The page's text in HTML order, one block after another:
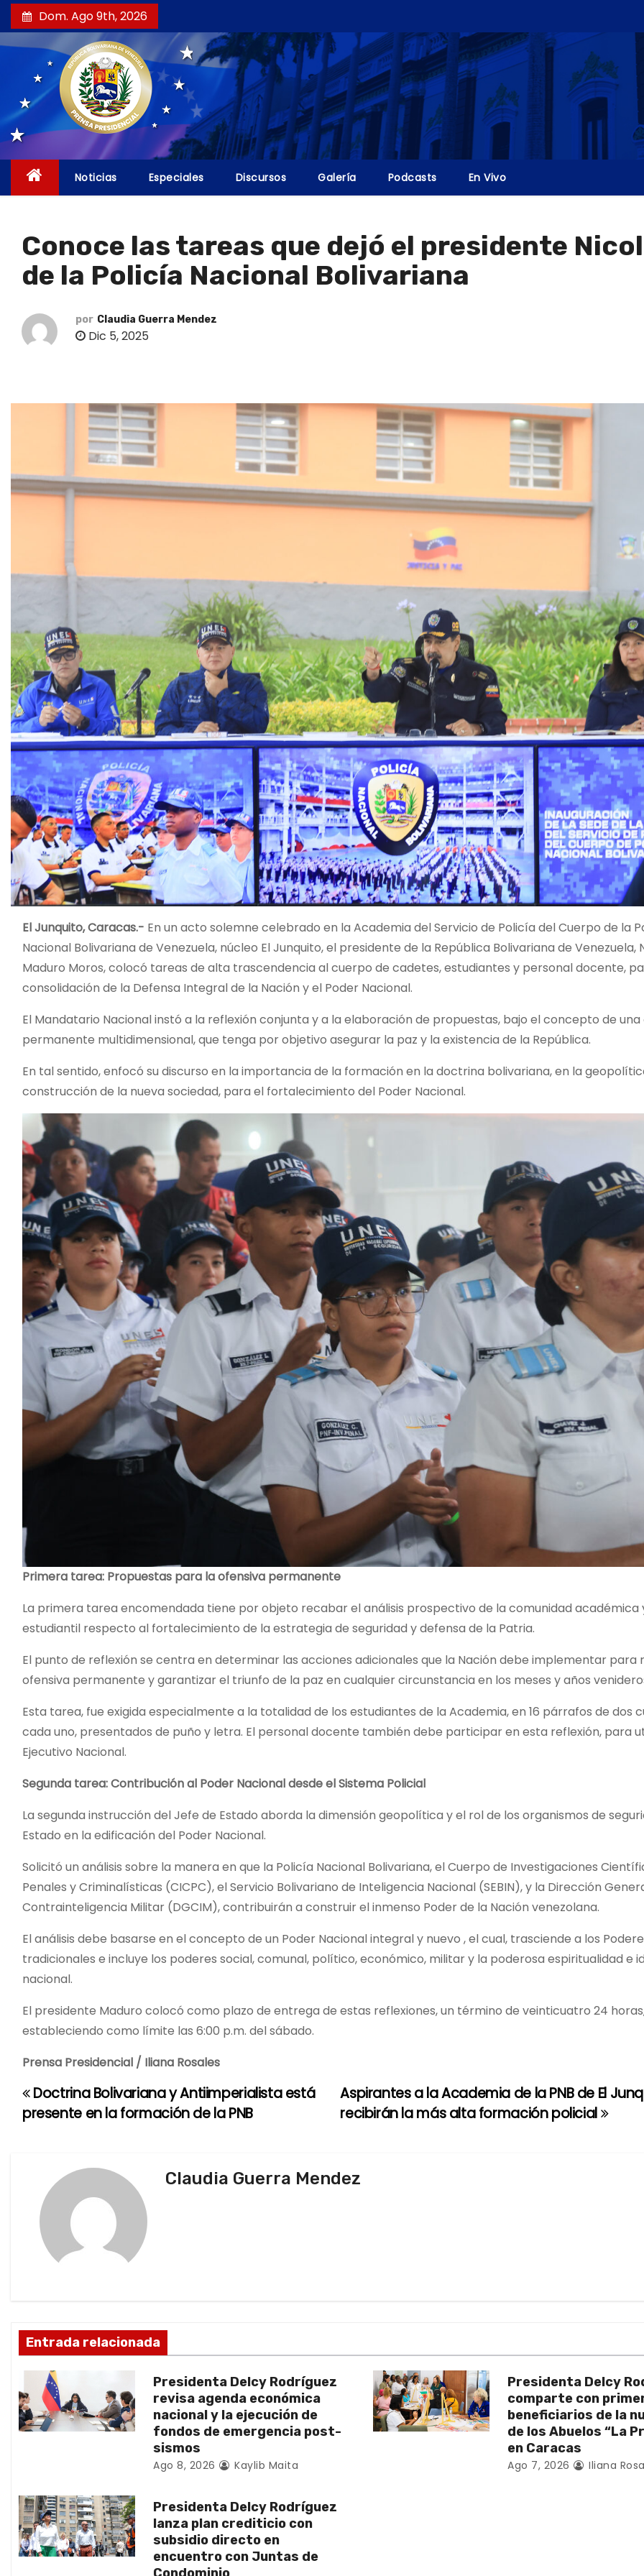
a
l
Dom. Ago 9th, 2026
Noticias Especiales Discursos Galería Podcasts En Vivo
Conoce las tareas que dejó el presidente
de la Policía Nacional Bolivariana
por Claudia Guerra Mendez
Dic 5, 2025
El Junquito, Caracas.- En un acto solemne celebrado en la Academia del Servicio de Policía del Cuerpo de la
Nacional Bolivariana de Venezuela, núcleo El Junquito, el presidente de la República Bolivariana de Venezuela,
Maduro Moros, colocó tareas de alta trascendencia al cuerpo de cadetes, estudiantes y personal docente,
consolidación de la Defensa Integral de la Nación y el Poder Nacional.
El Mandatario Nacional instó a la reflexión conjunta y a la elaboración de propuestas, bajo el concepto de una
permanente multidimensional, que tenga por objetivo asegurar la paz y la existencia de la República.
En tal sentido, enfocó su discurso en la importancia de la formación en la doctrina bolivariana, en la
construcción de la nueva sociedad, para el fortalecimiento del Poder Nacional.
Primera tarea: Propuestas para la ofensiva permanente
La primera tarea encomendada tiene por objeto recabar el análisis prospectivo de la comunidad académica
estudiantil respecto al fortalecimiento de la estrategia de seguridad y defensa de la Patria.
El punto de reflexión se centra en determinar las acciones adicionales que la Nación debe implementar para
ofensiva permanente y garantizar el triunfo de la paz en cualquier circunstancia en los meses y años
Esta tarea, fue exigida especialmente a la totalidad de los estudiantes de la Academia, en 16 párrafos de dos
cada uno, presentados de puño y letra. El personal docente también debe participar en esta reflexión, para
Ejecutivo Nacional.
Segunda tarea: Contribución al Poder Nacional desde el Sistema Policial
La segunda instrucción del Jefe de Estado aborda la dimensión geopolítica y el rol de los organismos de
Estado en la edificación del Poder Nacional.
Solicitó un análisis sobre la manera en que la Policía Nacional Bolivariana, el Cuerpo de Investigaciones
Penales y Criminalísticas (CICPC), el Servicio Bolivariano de Inteligencia Nacional (SEBIN), y la Dirección
Contrainteligencia Militar (DGCIM), contribuirán a construir el inmenso Poder de la Nación venezolana.
El análisis debe basarse en el concepto de un Poder Nacional integral y nuevo , el cual, trasciende a los
tradicionales e incluye los poderes social, comunal, político, económico, militar y la poderosa espiritualidad e
nacional.
El presidente Maduro colocó como plazo de entrega de estas reflexiones, un término de veinticuatro 24
estableciendo como límite las 6:00 p.m. del sábado.
Prensa Presidencial / Iliana Rosales
N
a
ó
n
d
e
n
t
r
Aspirantes a la Academia de la PNB de El
recibirán la más alta formación policial
Doctrina Bolivariana y Antiimperialista está
presente en la formación de la PNB
Claudia Guerra Mendez
Entrada relacionada
Presidenta Delcy Rodríguez
revisa agenda económica
nacional y la ejecución de
fondos de emergencia post-
sismos
Ago 8, 2026 Kaylib Maita
Presidenta Delcy
comparte con
beneficiarios de la
de los Abuelos “La
en Caracas
Ago 7, 2026 Iliana
Presidenta Delcy Rodríguez
lanza plan crediticio con
subsidio directo en
encuentro con Juntas de